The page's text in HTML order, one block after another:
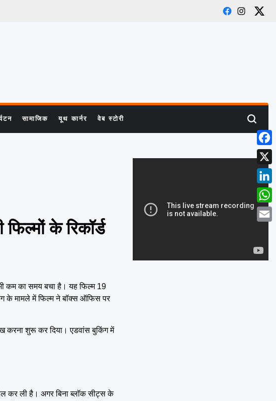
Facebook
Instagram
X
सामाजिक यूथ कार्नर वेब स्टोरी Search
के रिकॉर्ड
कम का समय बचा है। यह फिल्म 19
के मामले में फिल्म ने बॉक्स ऑफिस पर
करना शुरू कर दिया। एडवांस बुकिंग में
कर ली है। अगर बिना ब्लॉक सीट्स के
X